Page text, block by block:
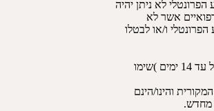
אשר לא
ו/או לבטלו
והינו/הינם
מחדש.